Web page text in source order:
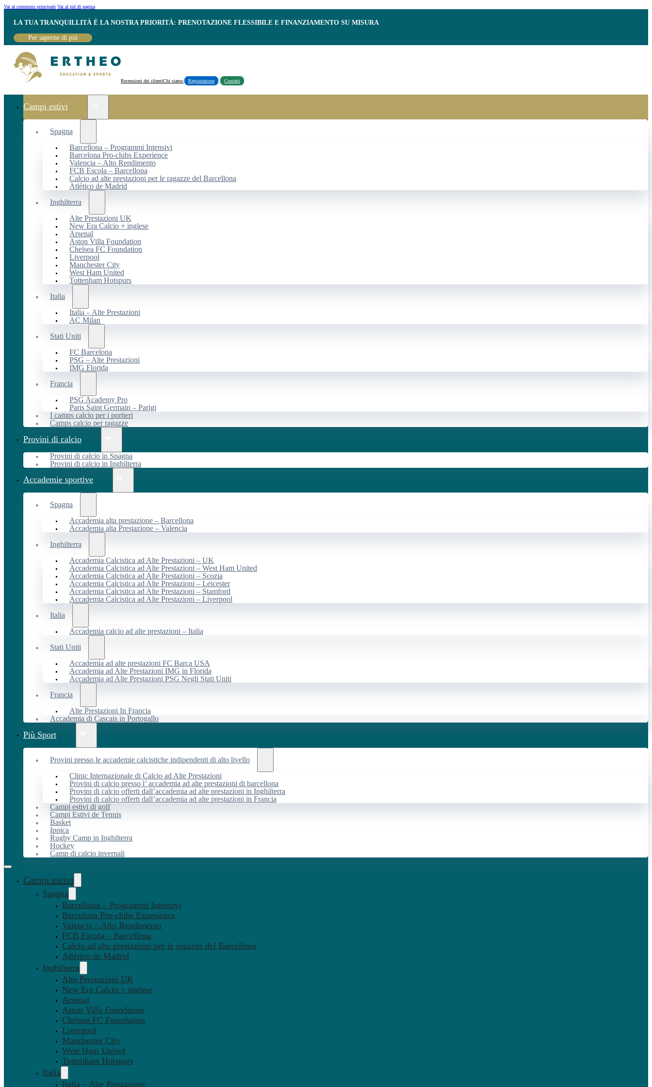
Vai al contenuto principale Vai al piè di pagina
LA TUA TRANQUILLITÀ È LA NOSTRA PRIORITÀ: PRENOTAZIONE FLESSIBILE E FINANZIAMENTO SU MISURA
Per saperne di più
Recensioni dei clientiChi siamo Registrazione Contatti
Campi estivi
Spagna
Barcellona – Programmi Intensivi
Barcelona Pro-clubs Experience
Valencia – Alto Rendimento
FCB Escola – Barcellona
Calcio ad alte prestazioni per le ragazze del Barcellona
Atlético de Madrid
Inghilterra
Alte Prestazioni UK
New Era Calcio + inglese
Arsenal
Aston Villa Foundation
Chelsea FC Foundation
Liverpool
Manchester City
West Ham United
Tottenham Hotspurs
Italia
Italia – Alte Prestazioni
AC Milan
Stati Uniti
FC Barcelona
PSG – Alte Prestazioni
IMG Florida
Francia
PSG Academy Pro
Paris Saint Germain – Parigi
I camps calcio per i portieri
Camps calcio per ragazze
Provini di calcio
Provini di calcio in Spagna
Provini di calcio in Inghilterra
Accademie sportive
Spagna
Accademia alta prestazione – Barcellona
Accademia alta Prestazione – Valencia
Inghilterra
Accademia Calcistica ad Alte Prestazioni – UK
Accademia Calcistica ad Alte Prestazioni – West Ham United
Accademia Calcistica ad Alte Prestazioni – Scozia
Accademia Calcistica ad Alte Prestazioni – Leicester
Accademia Calcistica ad Alte Prestazioni – Stamford
Accademia Calcistica ad Alte Prestazioni – Liverpool
Italia
Accademia calcio ad alte prestazioni – Italia
Stati Uniti
Accademia ad alte prestazioni FC Barça USA
Accademia ad Alte Prestazioni IMG in Florida
Accademia ad Alte Prestazioni PSG Negli Stati Uniti
Francia
Alte Prestazioni In Francia
Accademia di Cascais in Portogallo
Più Sport
Provini presso le accademie calcistiche indipendenti di alto livello
Clinic Internazionale di Calcio ad Alte Prestazioni
Provini di calcio presso l’ accademia ad alte prestazioni di barcellona
Provini di calcio offerti dall’accademia ad alte prestazioni in Inghilterra
Provini di calcio offerti dall’accademia ad alte prestazioni in Francia
Campi estivi di golf
Campi Estivi de Tennis
Basket
Ippica
Rugby Camp in Inghilterra
Hockey
Camp di calcio invernali
Campi estivi
Spagna
Barcellona – Programmi Intensivi
Barcelona Pro-clubs Experience
Valencia – Alto Rendimento
FCB Escola – Barcellona
Calcio ad alte prestazioni per le ragazze del Barcellona
Atlético de Madrid
Inghilterra
Alte Prestazioni UK
New Era Calcio + inglese
Arsenal
Aston Villa Foundation
Chelsea FC Foundation
Liverpool
Manchester City
West Ham United
Tottenham Hotspurs
Italia
Italia – Alte Prestazioni